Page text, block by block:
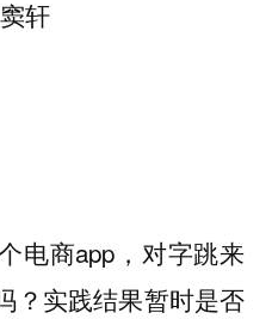
轩
电商app，对字跳来
？实践结果暂时是否